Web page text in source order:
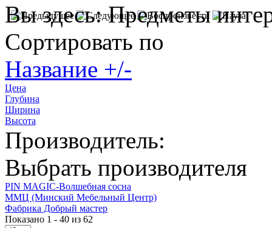
Вы здесь:Предметы
Сортировать по
Название +/-
Цена
Глубина
Ширина
Высота
Производитель:
Выбрать производителя
PIN MAGIС-Волшебная сосна
ММЦ (Минский Мебельный Центр)
Фабрика Добрый мастер
Показано 1 - 40 из 62